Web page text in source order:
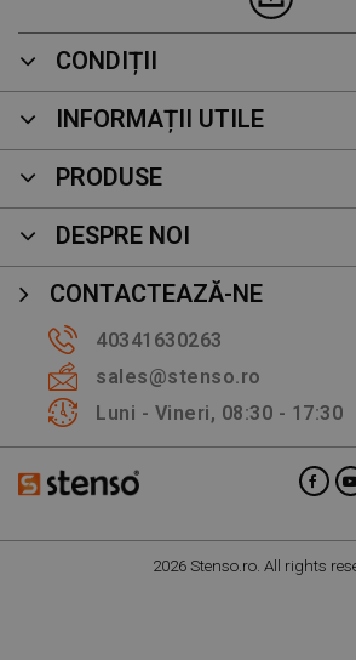
CONDIȚII
INFORMAȚII UTILE
PRODUSE
DESPRE NOI
CONTACTEAZĂ-NE
40341630263
sales@stenso.ro
Luni - Vineri, 08:30 - 17:30
2026 Stenso.ro. All rights